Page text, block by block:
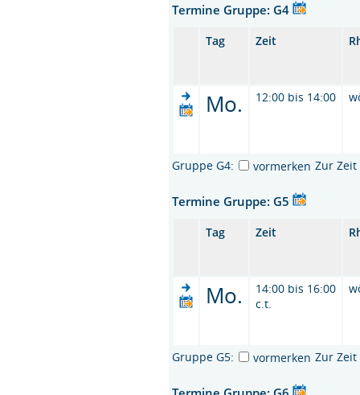
Termine Gruppe: G4
Tag Zeit
Mo. 12:00 bis 14:00
Gruppe G4: vormerken Zur
Termine Gruppe: G5
Tag Zeit
Mo.
14:00 bis 16:00
c.t.
Gruppe G5: vormerken Zur